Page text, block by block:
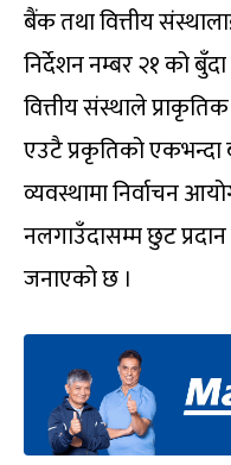
बैंक तथा वित्तीय
निर्देशन नम्बर २१ को
वित्तीय संस्थाले
एउटै प्रकृतिको एकभन्दा
व्यवस्थामा निर्वाचन
नलगाउँदासम्म छुट
जनाएको छ ।